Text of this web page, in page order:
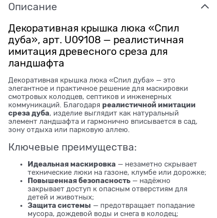
Описание
Декоративная крышка люка «Спил
дуба», арт. U09108 — реалистичная
имитация древесного среза для
ландшафта
Декоративная крышка люка «Спил дуба» — это
элегантное и практичное решение для маскировки
смотровых колодцев, септиков и инженерных
коммуникаций. Благодаря реалистичной имитации
среза дуба, изделие выглядит как натуральный
элемент ландшафта и гармонично вписывается в сад,
зону отдыха или парковую аллею.
Ключевые преимущества:
Идеальная маскировка — незаметно скрывает
технические люки на газоне, клумбе или дорожке;
Повышенная безопасность — надёжно
закрывает доступ к опасным отверстиям для
детей и животных;
Защита системы — предотвращает попадание
мусора, дождевой воды и снега в колодец;